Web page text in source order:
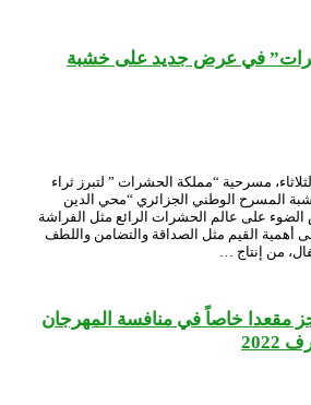
في عرض جديد على خشبة
مسرحية “مملكة الحشرات ” لتبرز ثراء
المسرح الوطني الجزائري “محي الدين
على عالم الحشرات الرائع مثل الفراشة
أهمية القيم مثل الصداقة والتضامن واللطف
من إنتاج …
مقعدا خاصاً في منافسة المهرجان